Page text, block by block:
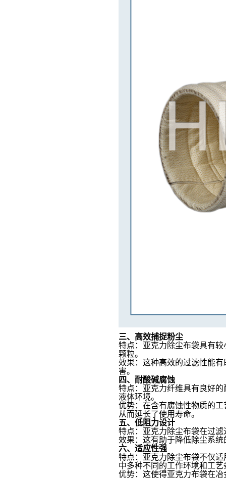
三、高效捕捉粉尘
特点 ：亚克力除尘布袋具有
颗粒。
效果 ：这种高效的过滤性能
害。
四、耐酸碱腐蚀
特点 ：亚克力纤维具有良好
液体环境。
优势：在含有腐蚀性物质的
从而延长了使用寿命。
五、低阻力设计
特点 ：亚克力除尘布袋在过
效果 ：这有助于降低除尘系
六、适应性强
特点 ：亚克力除尘布袋不仅
中多种不同的工作环境和工艺
优势：这使得亚克力布袋在